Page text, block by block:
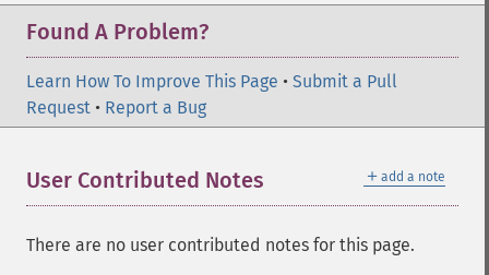
Found A Problem?
Learn How To Improve This Page • Submit a Pull
Request • Report a Bug
＋ add a note
User Contributed Notes
There are no user contributed notes for this page.